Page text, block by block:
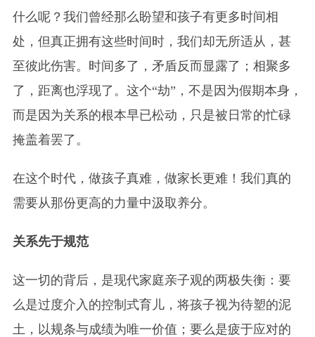
什么呢？我们曾经那么盼望和孩子有更多时间相
处，但真正拥有这些时间时，我们却无所适从，甚
至彼此伤害。时间多了，矛盾反而显露了；相聚多
了，距离也浮现了。这个“劫”，不是因为假期本身，
而是因为关系的根本早已松动，只是被日常的忙碌
掩盖着罢了。
在这个时代，做孩子真难，做家长更难！我们真的
需要从那份更高的力量中汲取养分。
关系先于规范
这一切的背后，是现代家庭亲子观的两极失衡：要
么是过度介入的控制式育儿，将孩子视为待塑的泥
土，以规条与成绩为唯一价值；要么是疲于应对的